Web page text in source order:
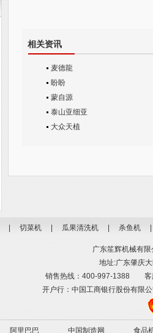
相关资讯
麦德龍
盼盼
蒙自源
泰山亚细亚
大众天植
切菜机 瓜果清洗机 杀鱼机
广东笙辉机械有
地址:广东肇庆
销售热线：400-997-1388 客
开户行：中国工商银行股份有
阿里巴巴 中国制造网 食品